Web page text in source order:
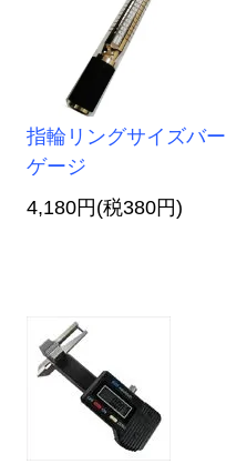
指輪リングサイズバー
ゲージ
4,180円(税380円)